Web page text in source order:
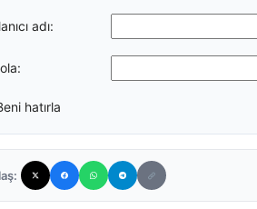
adı:
hatırla